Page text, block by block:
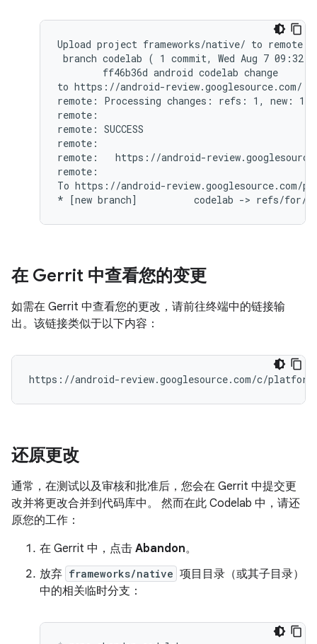
Upload project frameworks/native/ to remote
branch codelab ( 1 commit, Wed Aug 7
        ff46b36d android codelab change
to https://android-review.googlesource.com/
remote: Processing changes: refs: 1, new: 1,
remote:
remote: SUCCESS
remote:
remote:   https://android-
remote:
To https://android-review.googlesource.com/
在 Gerrit 中查看您的变更
如需在 Gerrit 中查看您的更改，请前往终端中的链接输
出。该链接类似于以下内容：
还原更改
通常，在测试以及审核和批准后，您会在 Gerrit 中提交更
改并将更改合并到代码库中。 然而在此 Codelab 中，请还
原您的工作：
在 Gerrit 中，点击 Abandon。
放弃 frameworks/native 项目目录（或其子目录）
中的相关临时分支：